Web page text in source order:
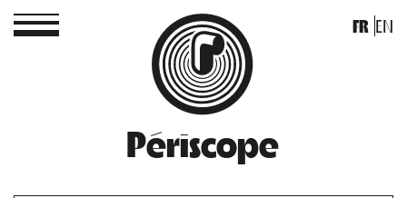
Périscope
FR EN